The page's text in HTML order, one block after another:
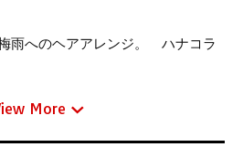
雨へのヘアアレンジ。 ハナコラ
More